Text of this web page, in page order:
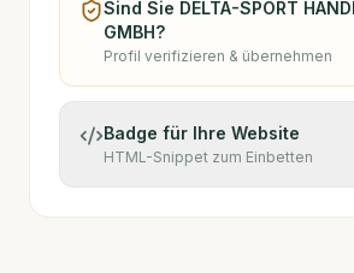
Sind Sie DELTA-SPORT
GMBH?
Profil verifizieren & übernehmen
Badge für Ihre Website
HTML-Snippet zum Einbetten